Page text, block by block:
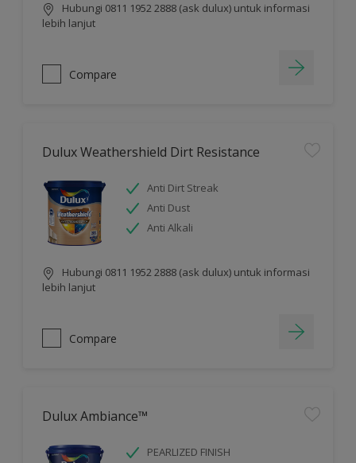
Hubungi 0811 1952 2888 (ask dulux) untuk informasi
lebih lanjut
Compare
Dulux Weathershield Dirt Resistance
Anti Dirt Streak
Anti Dust
Anti Alkali
Hubungi 0811 1952 2888 (ask dulux) untuk informasi
lebih lanjut
Compare
Dulux Ambiance™
PEARLIZED FINISH